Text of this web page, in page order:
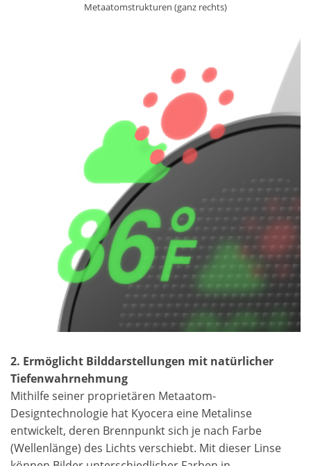
Metaatomstrukturen (ganz rechts)
2. Ermöglicht Bilddarstellungen mit natürlicher
Tiefenwahrnehmung
Mithilfe seiner proprietären Metaatom-
Designtechnologie hat Kyocera eine Metalinse
entwickelt, deren Brennpunkt sich je nach Farbe
(Wellenlänge) des Lichts verschiebt. Mit dieser Linse